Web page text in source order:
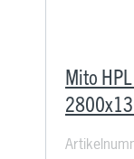
Mito